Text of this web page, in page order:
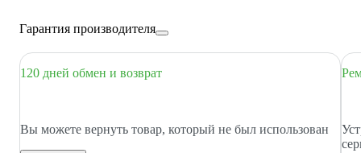
Гарантия производителя
120 дней обмен и возврат
Вы можете вернуть товар, который не был использован